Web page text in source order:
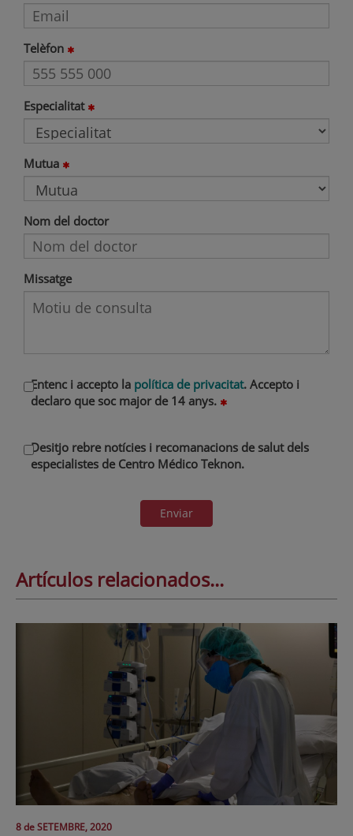
Telèfon
Especialitat
Mutua
Nom del doctor
Missatge
Entenc i accepto la política de privacitat. Accepto i
declaro que soc major de 14 anys.
Desitjo rebre notícies i recomanacions de salut dels
especialistes de Centro Médico Teknon.
Enviar
Artículos relacionados...
8 deSETEMBRE, 2020